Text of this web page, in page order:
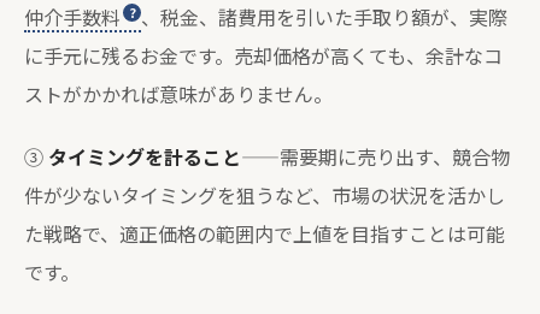
仲介手数料
、税金、諸費用を引いた手取り額が、実際
に手元に残るお金です。売却価格が高くても、余計なコ
ストがかかれば意味がありません。
③ タイミングを計ること——需要期に売り出す、競合物
件が少ないタイミングを狙うなど、市場の状況を活かし
た戦略で、適正価格の範囲内で上値を目指すことは可能
です。